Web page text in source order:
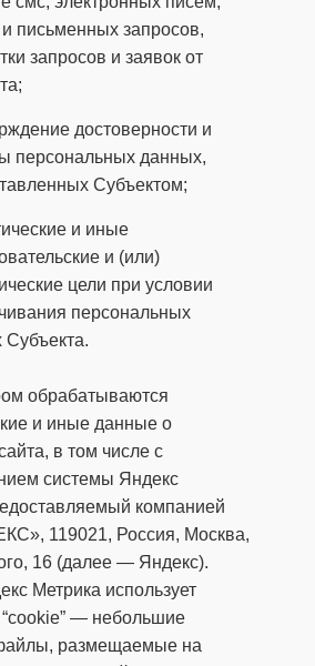
письменных запросов,
запросов и заявок от
достоверности и
персональных данных,
Субъектом;
и иные
и (или)
цели при условии
персональных
Субъекта.
обрабатываются
и иные данные о
в том числе с
системы Яндекс
компанией
119021, Россия, Москва,
16 (далее — Яндекс).
Метрика использует
— небольшие
размещаемые на